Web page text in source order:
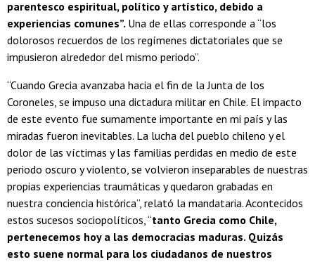
parentesco espiritual, político y artístico, debido a
experiencias comunes”. Una de ellas corresponde a “los
dolorosos recuerdos de los regímenes dictatoriales que se
impusieron alrededor del mismo periodo”.
“Cuando Grecia avanzaba hacia el fin de la Junta de los
Coroneles, se impuso una dictadura militar en Chile. El impacto
de este evento fue sumamente importante en mi país y las
miradas fueron inevitables. La lucha del pueblo chileno y el
dolor de las víctimas y las familias perdidas en medio de este
periodo oscuro y violento, se volvieron inseparables de nuestras
propias experiencias traumáticas y quedaron grabadas en
nuestra conciencia histórica”, relató la mandataria. Acontecidos
estos sucesos sociopolíticos, “tanto Grecia como Chile,
pertenecemos hoy a las democracias maduras. Quizás
esto suene normal para los ciudadanos de nuestros